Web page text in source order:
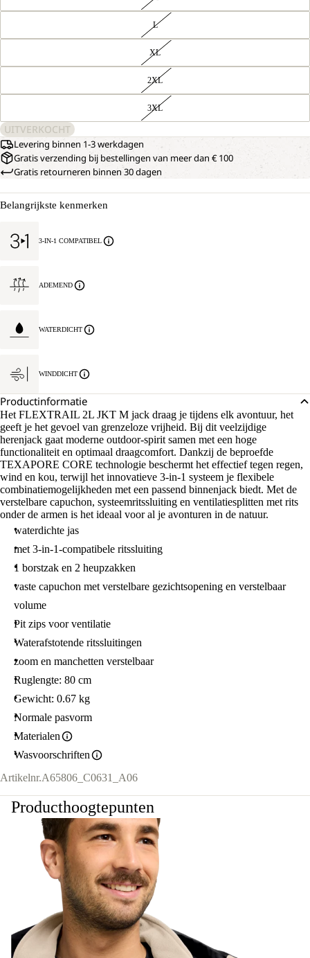
L
XL
2XL
3XL
UITVERKOCHT
Levering binnen 1-3 werkdagen
Gratis verzending bij bestellingen van meer dan € 100
Gratis retourneren binnen 30 dagen
Belangrijkste kenmerken
3-IN-1 COMPATIBEL
ADEMEND
WATERDICHT
WINDDICHT
Productinformatie
Het FLEXTRAIL 2L JKT M jack draag je tijdens elk avontuur, het
geeft je het gevoel van grenzeloze vrijheid. Bij dit veelzijdige
herenjack gaat moderne outdoor-spirit samen met een hoge
functionaliteit en optimaal draagcomfort. Dankzij de beproefde
TEXAPORE CORE technologie beschermt het effectief tegen regen,
wind en kou, terwijl het innovatieve 3-in-1 systeem je flexibele
combinatiemogelijkheden met een passend binnenjack biedt. Met de
verstelbare capuchon, systeemritssluiting en ventilatiesplitten met rits
onder de armen is het ideaal voor al je avonturen in de natuur.
waterdichte jas
met 3-in-1-compatibele ritssluiting
1 borstzak en 2 heupzakken
vaste capuchon met verstelbare gezichtsopening en verstelbaar
volume
Pit zips voor ventilatie
Waterafstotende ritssluitingen
zoom en manchetten verstelbaar
Ruglengte: 80 cm
Gewicht: 0.67 kg
Normale pasvorm
Materialen
Wasvoorschriften
Artikelnr.A65806_C0631_A06
Producthoogtepunten